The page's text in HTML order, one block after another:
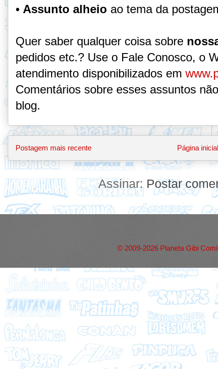
• Assunto alheio ao tema da
Quer saber qualquer coisa sobre
pedidos etc.? Use o Fale Conosco, o
atendimento disponibilizados em
Comentários sobre esses assuntos
blog.
Postagem mais recente Página inicial
Assinar: Postar
© 2009-2026 Planeta Gibi